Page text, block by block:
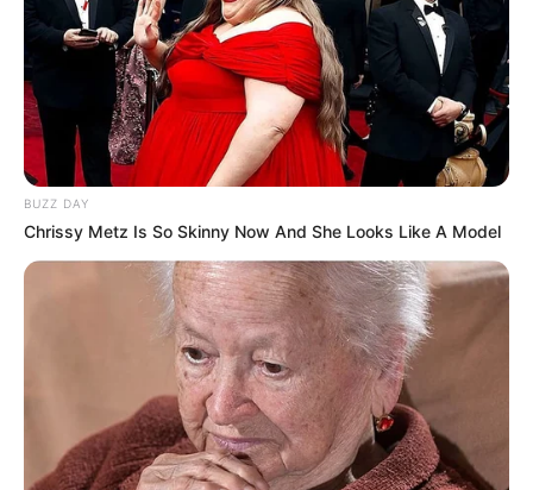
BUZZ DAY
Chrissy Metz Is So Skinny Now And She Looks Like A Model